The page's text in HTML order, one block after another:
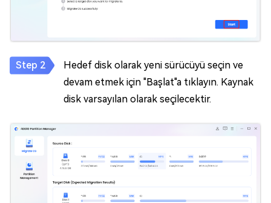
Hedef disk olarak yeni sürücüyü seçin ve
devam etmek için "Başlat"a tıklayın. Kaynak
disk varsayılan olarak seçilecektir.